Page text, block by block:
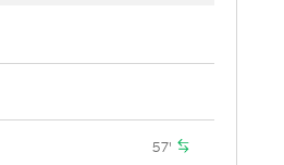
57'